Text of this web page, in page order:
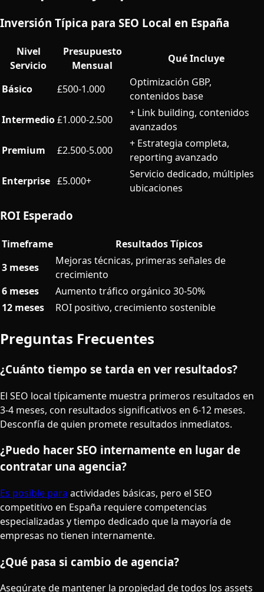
Inversión Típica para SEO Local en España
Nivel
Servicio
Presupuesto
Mensual
Qué Incluye
Básico £500-1.000
Optimización GBP,
contenidos base
Intermedio£1.000-2.500
+ Link building, contenidos
avanzados
Premium
£2.500-5.000
+ Estrategia completa,
reporting avanzado
Enterprise £5.000+
Servicio dedicado, múltiples
ubicaciones
ROI Esperado
Timeframe
Resultados Típicos
3 meses
Mejoras técnicas, primeras señales de
crecimiento
6 meses
Aumento tráfico orgánico 30-50%
12 meses
ROI positivo, crecimiento sostenible
Preguntas Frecuentes
¿Cuánto tiempo se tarda en ver resultados?
El SEO local típicamente muestra primeros resultados en
3-4 meses, con resultados significativos en 6-12 meses.
Desconfía de quien promete resultados inmediatos.
¿Puedo hacer SEO internamente en lugar de
contratar una agencia?
Es posible para actividades básicas, pero el SEO
competitivo en España requiere competencias
especializadas y tiempo dedicado que la mayoría de
empresas no tienen internamente.
¿Qué pasa si cambio de agencia?
Asegúrate de mantener la propiedad de todos los assets